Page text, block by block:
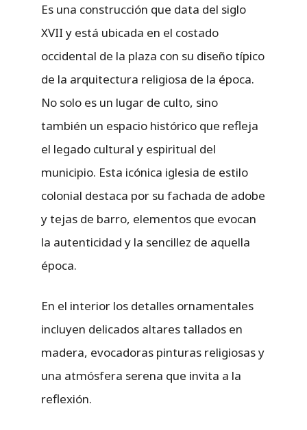
Es una construcción que data del siglo
XVII y está ubicada en el costado
occidental de la plaza con su diseño típico
de la arquitectura religiosa de la época.
No solo es un lugar de culto, sino
también un espacio histórico que refleja
el legado cultural y espiritual del
municipio. Esta icónica iglesia de estilo
colonial destaca por su fachada de adobe
y tejas de barro, elementos que evocan
la autenticidad y la sencillez de aquella
época.
En el interior los detalles ornamentales
incluyen delicados altares tallados en
madera, evocadoras pinturas religiosas y
una atmósfera serena que invita a la
reflexión.